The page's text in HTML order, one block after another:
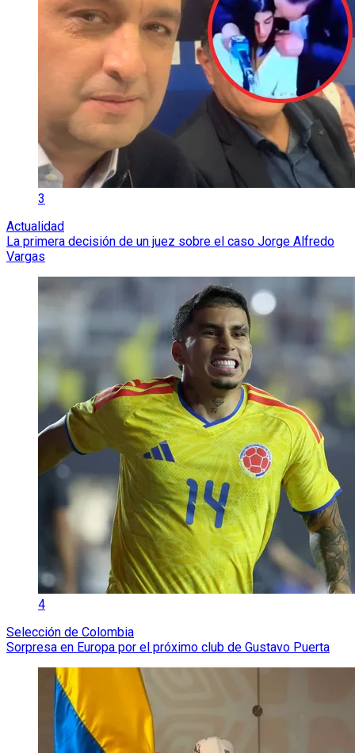
3
Actualidad
La primera decisión de un juez sobre el caso Jorge Alfredo
Vargas
4
Selección de Colombia
Sorpresa en Europa por el próximo club de Gustavo Puerta